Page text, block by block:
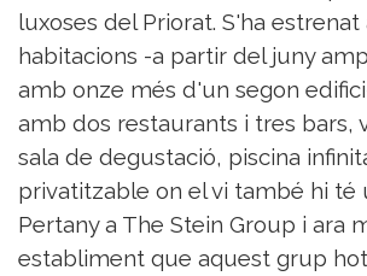
luxoses del Priorat. S'ha
habitacions -a partir del juny
amb onze més d'un segon
amb dos restaurants i tres bars,
sala de degustació, piscina
privatitzable on el vi també hi té
Pertany a The Stein Group i ara
establiment que aquest grup